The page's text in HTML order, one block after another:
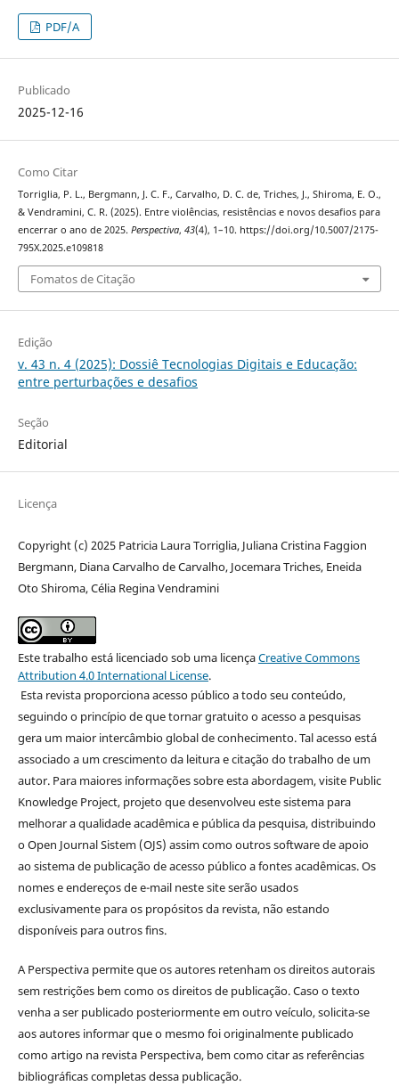
PDF/A
Publicado
2025-12-16
Como Citar
Torriglia, P. L., Bergmann, J. C. F., Carvalho, D. C. de, Triches, J., Shiroma, E. O.,
& Vendramini, C. R. (2025). Entre violências, resistências e novos desafios para
encerrar o ano de 2025. Perspectiva, 43(4), 1–10. https://doi.org/10.5007/2175-
795X.2025.e109818
Fomatos de Citação
Edição
v. 43 n. 4 (2025): Dossiê Tecnologias Digitais e Educação:
entre perturbações e desafios
Seção
Editorial
Licença
Copyright (c) 2025 Patricia Laura Torriglia, Juliana Cristina Faggion
Bergmann, Diana Carvalho de Carvalho, Jocemara Triches, Eneida
Oto Shiroma, Célia Regina Vendramini
Este trabalho está licenciado sob uma licençaCreative Commons
Attribution 4.0 International License.
Esta revista proporciona acesso público a todo seu conteúdo,
seguindo o princípio de que tornar gratuito o acesso a pesquisas
gera um maior intercâmbio global de conhecimento. Tal acesso está
associado a um crescimento da leitura e citação do trabalho de um
autor. Para maiores informações sobre esta abordagem, visite Public
Knowledge Project, projeto que desenvolveu este sistema para
melhorar a qualidade acadêmica e pública da pesquisa, distribuindo
o Open Journal Sistem (OJS) assim como outros software de apoio
ao sistema de publicação de acesso público a fontes acadêmicas. Os
nomes e endereços de e-mail neste site serão usados
exclusivamente para os propósitos da revista, não estando
disponíveis para outros fins.
A Perspectiva permite que os autores retenham os direitos autorais
sem restrições bem como os direitos de publicação. Caso o texto
venha a ser publicado posteriormente em outro veículo, solicita-se
aos autores informar que o mesmo foi originalmente publicado
como artigo na revista Perspectiva, bem como citar as referências
bibliográficas completas dessa publicação.